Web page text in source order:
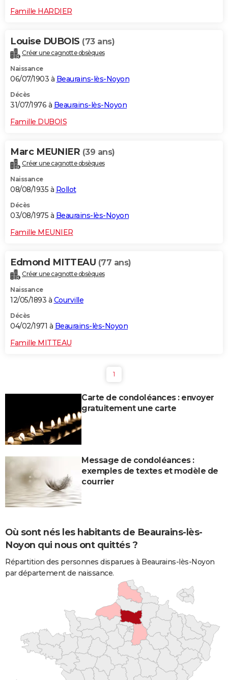
Famille HARDIER
Louise DUBOIS (73 ans)
Créer une cagnotte obsèques
Naissance
06/07/1903 à Beaurains-lès-Noyon
Décès
31/07/1976 à Beaurains-lès-Noyon
Famille DUBOIS
Marc MEUNIER (39 ans)
Créer une cagnotte obsèques
Naissance
08/08/1935 à Rollot
Décès
03/08/1975 à Beaurains-lès-Noyon
Famille MEUNIER
Edmond MITTEAU (77 ans)
Créer une cagnotte obsèques
Naissance
12/05/1893 à Courville
Décès
04/02/1971 à Beaurains-lès-Noyon
Famille MITTEAU
1
Carte de condoléances : envoyer
gratuitement une carte
Message de condoléances :
exemples de textes et modèle de
courrier
Où sont nés les habitants de Beaurains-lès-
Noyon qui nous ont quittés ?
Répartition des personnes disparues à Beaurains-lès-Noyon
par département de naissance.